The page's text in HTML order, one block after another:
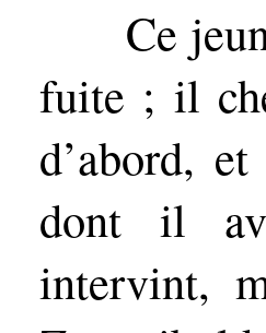
Ce
fuite ; il
d’abord,
dont il
intervint,